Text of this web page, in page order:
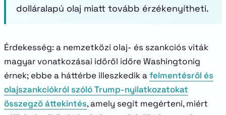
dolláralapú olaj miatt tovább érzékenyítheti.
Érdekesség: a nemzetközi olaj- és szankciós viták
magyar vonatkozásai időről időre Washingtonig
érnek; ebbe a háttérbe illeszkedik afelmentésről és
olajszankciókról szóló Trump-nyilatkozatokat
összegző áttekintés, amely segít megérteni, miért